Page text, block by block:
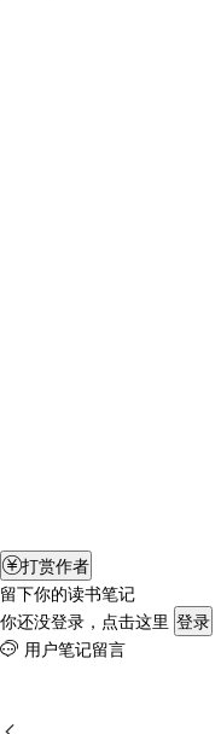
打赏作者
留下你的读书笔记
你还没登录，点击这里 登录
 用户笔记留言